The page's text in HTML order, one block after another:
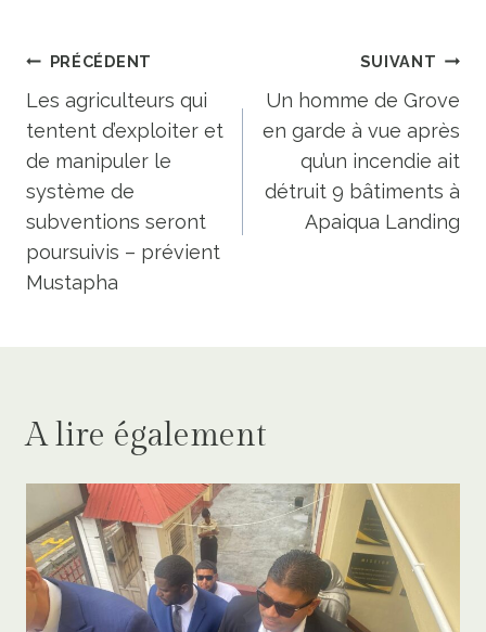
Navigation
de
l’article
PRÉCÉDENT
Les agriculteurs qui
tentent d’exploiter et
de manipuler le
système de
subventions seront
poursuivis – prévient
Mustapha
SUIVANT
Un homme de Grove
en garde à vue après
qu’un incendie ait
détruit 9 bâtiments à
Apaiqua Landing
A lire également